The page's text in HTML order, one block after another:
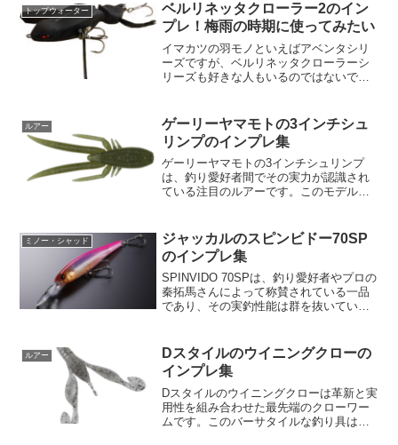
トップウォーター
ベルリネッタクローラー2のイン
プレ！梅雨の時期に使ってみたい
イマカツの羽モノといえばアベンタシリ
ーズですが、ベルリネッタクローラーシ
リーズも好きな人もいるのではないでし
ーラー2としてラインナップされていま
す！中速リトリーブの使い...
ルアー
ゲーリーヤマモトの3インチシュ
リンプのインプレ集
ゲーリーヤマモトの3インチシュリンプ
は、釣り愛好者間でその実力が認識され
ている注目のルアーです。このモデルは
とができます。このサイズは大型の魚だ
けでなく、小型の魚にもち...
ミノー・シャッド
ジャッカルのスピンビドー70SP
のインプレ集
SPINVIDO 70SPは、釣り愛好者やプロの
秦拓馬さんによって称賛されている一品
であり、その実釣性能は群を抜いていま
を受け継ぎ、さらに革新された特性を持
っ...
ルアー
Dスタイルのウイニングクローの
インプレ集
Dスタイルのウイニングクローは革新と実
用性を組み合わせた最先端のクローワー
ムです。このバーサタイルな釣り具は、